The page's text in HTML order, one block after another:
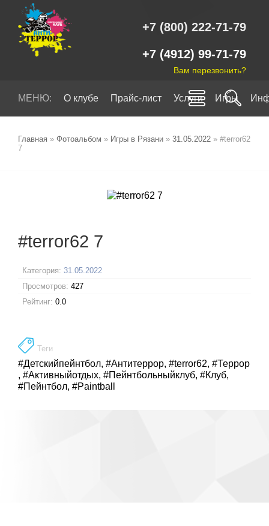
+7 (800) 222-71-79
+7 (4912) 99-71-79
Вам перезвонить?
МЕНЮ: О клубе Прайс-лист Услуги Игры
Главная » Фотоальбом » Игры в Рязани » 31.05.2022 » #terror62
7
#terror62 7
Категория: 31.05.2022
Просмотров: 427
Рейтинг: 0.0
Теги
#Детскийпейнтбол, #Антитеррор, #terror62, #Террор
, #Активныйотдых, #Пейнтбольныйклуб, #Клуб,
#Пейнтбол, #Paintball